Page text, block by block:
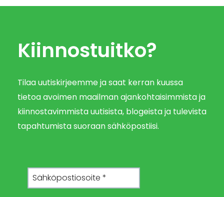
Kiinnostuitko?
Tilaa uutiskirjeemme ja saat kerran kuussa
tietoa avoimen maailman ajankohtaisimmista ja
kiinnostavimmista uutisista, blogeista ja tulevista
tapahtumista suoraan sähköpostiisi.